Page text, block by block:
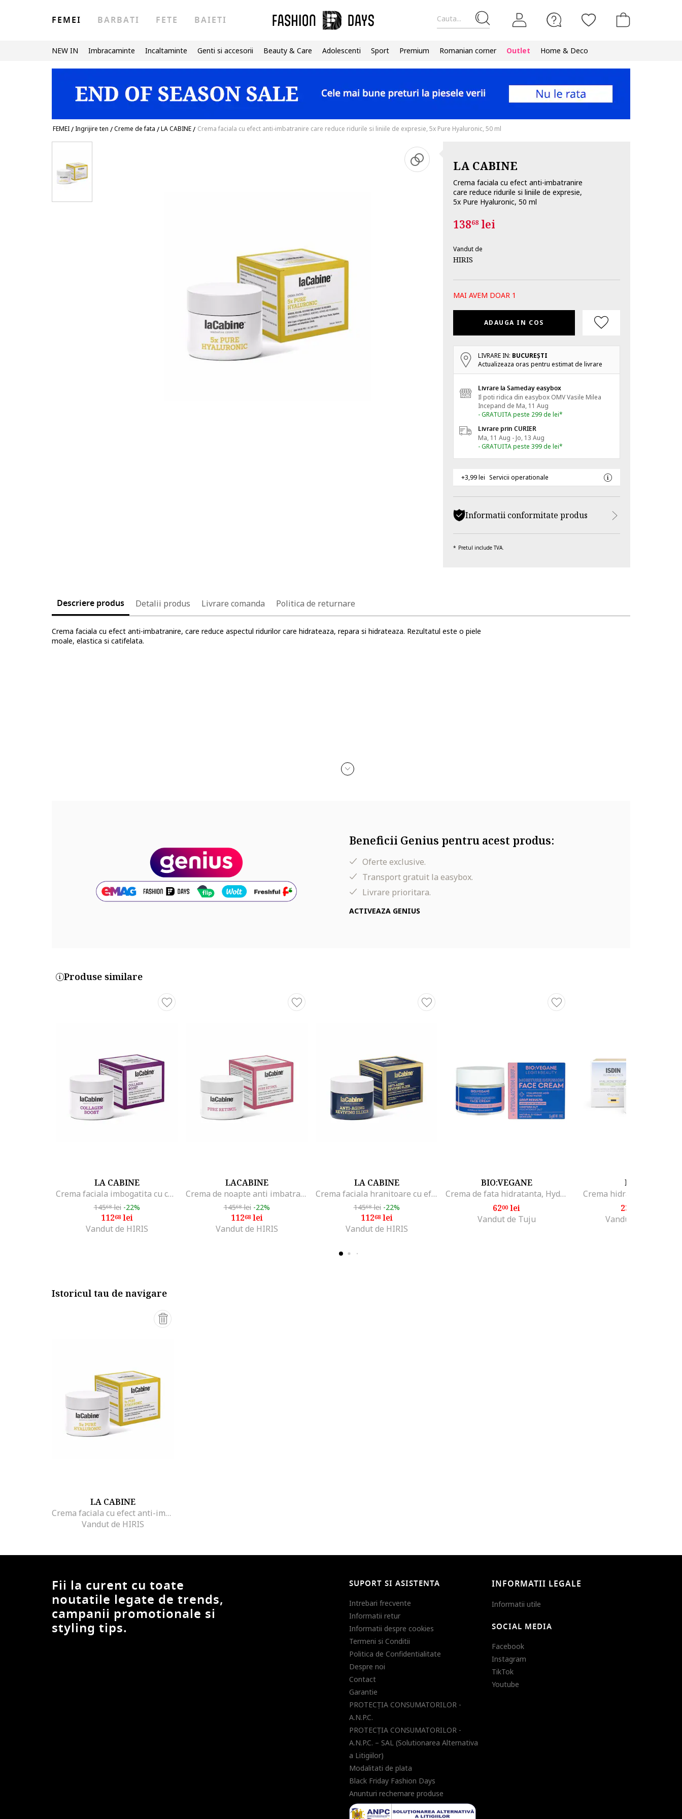
Cauta...
FEMEI BARBATI FETE BAIETI
NEW IN Imbracaminte Incaltaminte Genti si accesorii Beauty & Care Adolescenti Sport Premium Romanian corner Outlet Home & Deco
FEMEI/Ingrijire ten /Creme de fata /LA CABINE/ Crema faciala cu efect anti-imbatranire care reduce ridurile si liniile de expresie, 5x Pure Hyaluronic, 50 ml
LA CABINE
Crema faciala cu efect anti-imbatranire
care reduce ridurile si liniile de expresie,
5x Pure Hyaluronic, 50 ml
13868lei
Vandut de
HIRIS
MAI AVEM DOAR 1
ADAUGA IN COS
LIVRARE IN: BUCUREŞTI
Actualizeaza oras pentru estimat de livrare
Livrare la Sameday easybox
Il poti ridica din easybox OMV Vasile Milea
Incepand de Ma, 11 Aug
- GRATUITA peste 299 de lei*
Livrare prin CURIER
Ma, 11 Aug - Jo, 13 Aug
- GRATUITA peste 399 de lei*
+3,99 lei Servicii operationale
Informatii conformitate produs
Pretul include TVA.
Descriere produs Detalii produs Livrare comanda Politica de returnare
Crema faciala cu efect anti-imbatranire, care reduce aspectul ridurilor care hidrateaza, repara si hidrateaza. Rezultatul este o piele
moale, elastica si catifelata.
Beneficii Genius pentru acest produs:
Oferte exclusive.
Transport gratuit la easybox.
Livrare prioritara.
ACTIVEAZA GENIUS
Produse similare
LA CABINE
Crema faciala imbogatita cu colagen pur, peptide pro-colagen, scualan, perle Soft-Focus si scut antipoluare, Colllagen Boost, Femei, 10 ml, 50 ml
14568lei -22%
11268lei
Vandut de HIRIS
LACABINE
Crema de noapte anti imbatranire, Pure Retinol, 50 ml
14568lei -22%
11268lei
Vandut de HIRIS
LA CABINE
Crema faciala hranitoare cu efect anti-imbatranire, Anti-Aging Reviving Elixir, Femei, 50 ml
14568lei -22%
11268lei
Vandut de HIRIS
BIO:VEGANE
Crema de fata hidratanta, Hydration BFF, Legit Beauty, 50 ml
6200lei
Vandut de Tuju
ISDIN
Crema hidratanta 50 g,
232
Vandut de HIRIS
Istoricul tau de navigare
LA CABINE
Crema faciala cu efect anti-imbatranire care reduce ridurile si liniile de expresie, 5x Pure Hyaluronic, 50 ml
Vandut de HIRIS
Fii la curent cu toate
noutatile legate de trends,
campanii promotionale si
styling tips.
SUPORT SI ASISTENTA
Intrebari frecvente
Informatii retur
Informatii despre cookies
Termeni si Conditii
Politica de Confidentialitate
Despre noi
Contact
Garantie
PROTECŢIA CONSUMATORILOR -
A.N.P.C.
PROTECŢIA CONSUMATORILOR -
A.N.P.C. – SAL (Solutionarea Alternativa
a Litigiilor)
Modalitati de plata
Black Friday Fashion Days
Anunturi rechemare produse
INFORMATII LEGALE
Informatii utile
SOCIAL MEDIA
Facebook
Instagram
TikTok
Youtube